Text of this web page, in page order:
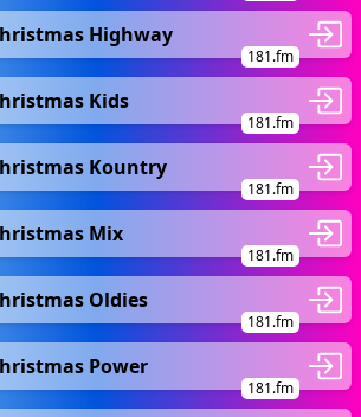
Highway
181.fm
Kids
181.fm
Kountry
181.fm
Mix
181.fm
Oldies
181.fm
Power
181.fm